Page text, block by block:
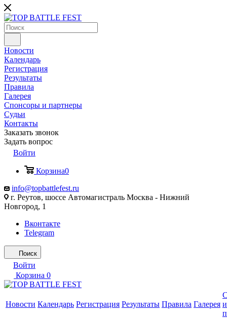
Новости
Календарь
Регистрация
Результаты
Правила
Галерея
Спонсоры и партнеры
Судьи
Контакты
Заказать звонок
Задать вопрос
Войти
Корзина0
info@topbattlefest.ru
г. Реутов, шоссе Автомагистраль Москва - Нижний
Новгород, 1
Вконтакте
Telegram
Поиск
Войти
Корзина 0
Новости Календарь Регистрация Результаты Правила Галерея и